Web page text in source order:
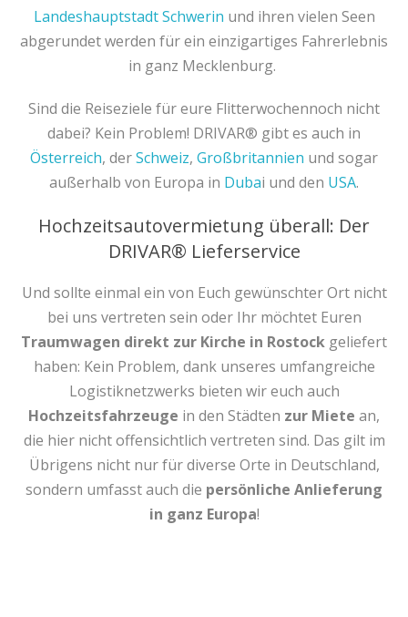
Landeshauptstadt Schwerin und ihren vielen Seen
abgerundet werden für ein einzigartiges Fahrerlebnis
in ganz Mecklenburg.
Sind die Reiseziele für eure Flitterwochennoch nicht
dabei? Kein Problem! DRIVAR® gibt es auch in
Österreich, derSchweiz, Großbritannien und sogar
außerhalb von Europa in Dubai und den USA.
Hochzeitsautovermietung überall: Der
DRIVAR® Lieferservice
Und sollte einmal ein von Euch gewünschter Ort nicht
bei uns vertreten sein oder Ihr möchtet Euren
Traumwagen direkt zur Kirche in Rostock geliefert
haben: Kein Problem, dank unseres umfangreiche
Logistiknetzwerks bieten wir euch auch
Hochzeitsfahrzeuge in den Städten zur Miete an,
die hier nicht offensichtlich vertreten sind. Das gilt im
Übrigens nicht nur für diverse Orte in Deutschland,
sondern umfasst auch die persönliche Anlieferung
in ganz Europa!